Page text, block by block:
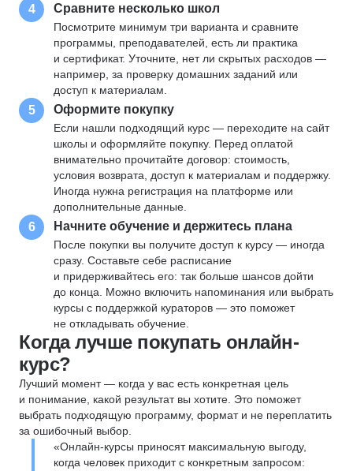
4 Сравните несколько школ
Посмотрите минимум три варианта и сравните
программы, преподавателей, есть ли практика
и сертификат. Уточните, нет ли скрытых расходов —
например, за проверку домашних заданий или
доступ к материалам.
5 Оформите покупку
Если нашли подходящий курс — переходите на сайт
школы и оформляйте покупку. Перед оплатой
внимательно прочитайте договор: стоимость,
условия возврата, доступ к материалам и поддержку.
Иногда нужна регистрация на платформе или
дополнительные данные.
6 Начните обучение и держитесь плана
После покупки вы получите доступ к курсу — иногда
сразу. Составьте себе расписание
и придерживайтесь его: так больше шансов дойти
до конца. Можно включить напоминания или выбрать
курсы с поддержкой кураторов — это поможет
не откладывать обучение.
Когда лучше покупать онлайн-
курс?
Лучший момент — когда у вас есть конкретная цель
и понимание, какой результат вы хотите. Это поможет
выбрать подходящую программу, формат и не переплатить
за ошибочный выбор.
«Онлайн-курсы приносят максимальную выгоду,
когда человек приходит с конкретным запросом: